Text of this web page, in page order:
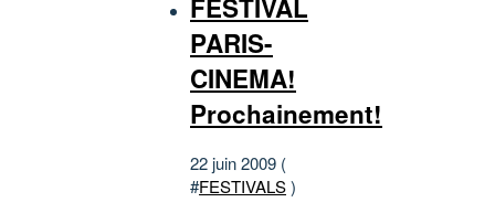
FESTIVAL
PARIS-
CINEMA!
Prochainement!
22 juin 2009 (
#FESTIVALS)